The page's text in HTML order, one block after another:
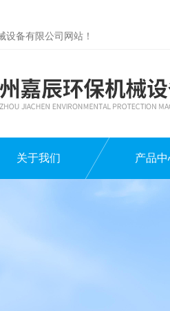
备有限公司网站！
关于我们 产品中